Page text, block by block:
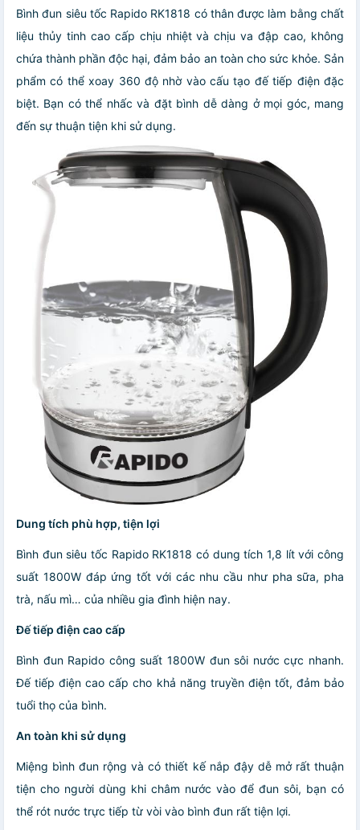
Bình đun siêu tốc Rapido RK1818 có thân được làm bằng chất
liệu thủy tinh cao cấp chịu nhiệt và chịu va đập cao, không
chứa thành phần độc hại, đảm bảo an toàn cho sức khỏe. Sản
phẩm có thể xoay 360 độ nhờ vào cấu tạo đế tiếp điện đặc
biệt. Bạn có thể nhấc và đặt bình dễ dàng ở mọi góc, mang
đến sự thuận tiện khi sử dụng.
Dung tích phù hợp, tiện lợi
Bình đun siêu tốc Rapido RK1818 có dung tích 1,8 lít với công
suất 1800W đáp ứng tốt với các nhu cầu như pha sữa, pha
trà, nấu mì… của nhiều gia đình hiện nay.
Đế tiếp điện cao cấp
Bình đun Rapido công suất 1800W đun sôi nước cực nhanh.
Đế tiếp điện cao cấp cho khả năng truyền điện tốt, đảm bảo
tuổi thọ của bình.
An toàn khi sử dụng
Miệng bình đun rộng và có thiết kế nắp đậy dễ mở rất thuận
tiện cho người dùng khi châm nước vào để đun sôi, bạn có
thể rót nước trực tiếp từ vòi vào bình đun rất tiện lợi.